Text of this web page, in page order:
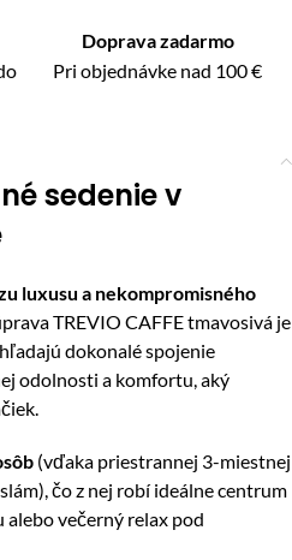
Doprava zadarmo
Pri objednávke nad 100 €
sedenie v
luxusu a nekompromisného
TREVIO CAFFE tmavosivá je
dokonalé spojenie
odolnosti a komfortu, aký
(vďaka priestrannej 3-miestnej
čo z nej robí ideálne centrum
alebo večerný relax pod